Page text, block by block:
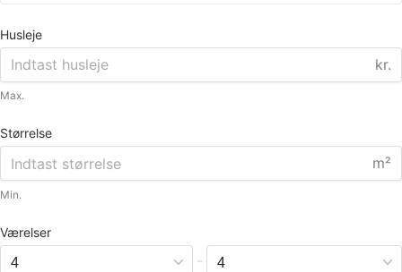
Husleje
kr.
Max.
Størrelse
m²
Min.
Værelser
-